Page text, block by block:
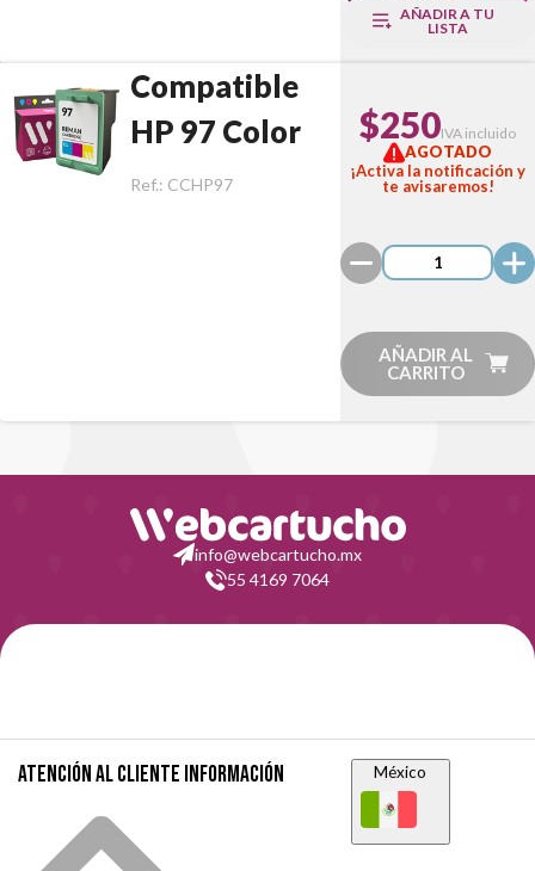
AÑADIR A TU
LISTA
Compatible
HP 97 Color
Ref.: CCHP97
$250IVA incluido
AGOTADO
¡Activa la notificación y
te avisaremos!
AÑADIR AL
CARRITO
info@webcartucho.mx
55 4169 7064
Atención al cliente Información México